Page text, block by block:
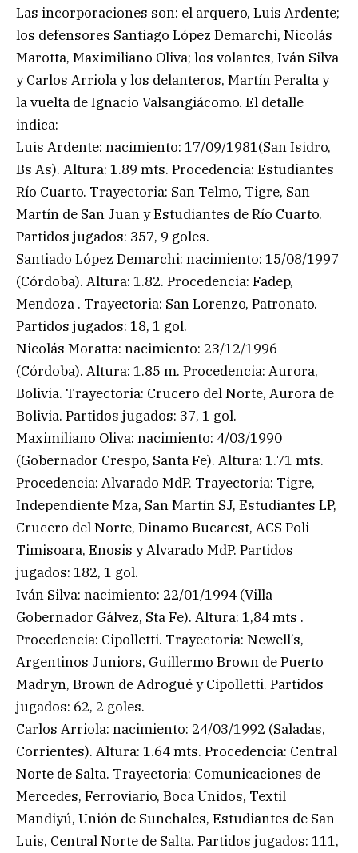
Las incorporaciones son: el arquero, Luis Ardente;
los defensores Santiago López Demarchi, Nicolás
Marotta, Maximiliano Oliva; los volantes, Iván Silva
y Carlos Arriola y los delanteros, Martín Peralta y
la vuelta de Ignacio Valsangiácomo. El detalle
indica:
Luis Ardente: nacimiento: 17/09/1981(San Isidro,
Bs As). Altura: 1.89 mts. Procedencia: Estudiantes
Río Cuarto. Trayectoria: San Telmo, Tigre, San
Martín de San Juan y Estudiantes de Río Cuarto.
Partidos jugados: 357, 9 goles.
Santiado López Demarchi: nacimiento: 15/08/1997
(Córdoba). Altura: 1.82. Procedencia: Fadep,
Mendoza . Trayectoria: San Lorenzo, Patronato.
Partidos jugados: 18, 1 gol.
Nicolás Moratta: nacimiento: 23/12/1996
(Córdoba). Altura: 1.85 m. Procedencia: Aurora,
Bolivia. Trayectoria: Crucero del Norte, Aurora de
Bolivia. Partidos jugados: 37, 1 gol.
Maximiliano Oliva: nacimiento: 4/03/1990
(Gobernador Crespo, Santa Fe). Altura: 1.71 mts.
Procedencia: Alvarado MdP. Trayectoria: Tigre,
Independiente Mza, San Martín SJ, Estudiantes LP,
Crucero del Norte, Dinamo Bucarest, ACS Poli
Timisoara, Enosis y Alvarado MdP. Partidos
jugados: 182, 1 gol.
Iván Silva: nacimiento: 22/01/1994 (Villa
Gobernador Gálvez, Sta Fe). Altura: 1,84 mts .
Procedencia: Cipolletti. Trayectoria: Newell’s,
Argentinos Juniors, Guillermo Brown de Puerto
Madryn, Brown de Adrogué y Cipolletti. Partidos
jugados: 62, 2 goles.
Carlos Arriola: nacimiento: 24/03/1992 (Saladas,
Corrientes). Altura: 1.64 mts. Procedencia: Central
Norte de Salta. Trayectoria: Comunicaciones de
Mercedes, Ferroviario, Boca Unidos, Textil
Mandiyú, Unión de Sunchales, Estudiantes de San
Luis, Central Norte de Salta. Partidos jugados: 111,